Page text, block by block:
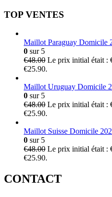
TOP VENTES
Maillot Paraguay Domicile
0 sur 5
€48.00 Le prix initial était :
€25.90.
Maillot Uruguay Domicile
0 sur 5
€48.00 Le prix initial était :
€25.90.
Maillot Suisse Domicile
0 sur 5
€48.00 Le prix initial était :
€25.90.
CONTACT